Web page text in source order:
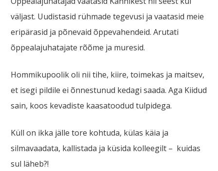
väljast. Uudistasid rühmade tegevusi ja vaatasid meie
eripärasid ja põnevaid õppevahendeid. Arutati
õppealajuhatajate rõõme ja muresid.
Hommikupoolik oli nii tihe, kiire, toimekas ja maitsev,
et isegi pildile ei õnnestunud kedagi saada. Aga Kiidud
sain, koos kevadiste kaasatoodud tulpidega.
Küll on ikka jälle tore kohtuda, külas käia ja
silmavaadata, kallistada ja küsida kolleegilt – kuidas
sul läheb?!